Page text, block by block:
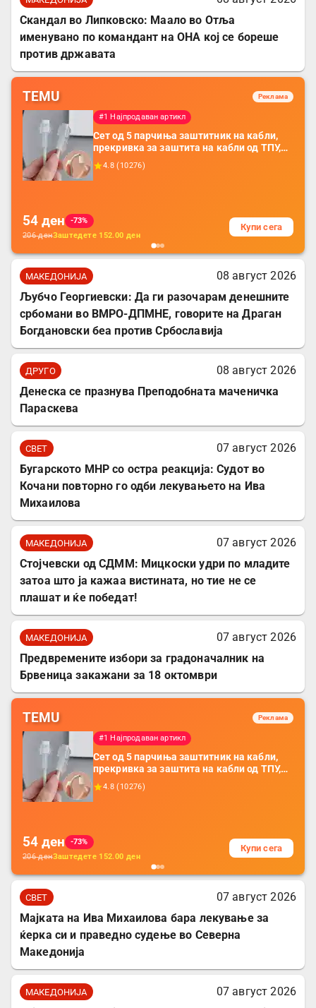
Скандал во Липковско: Маало во Отља
именувано по командант на ОНА кој се бореше
против државата
TEMU Реклама
#1 Најпродаван артикл
Сет од 5 парчиња заштитник на кабли,
прекривка за заштита на кабли од ТПУ,
додатоци за заштита на кабли, без
батерија, за мобилни телефони, комплет
4.8 ( 10276)
54 ден
-73%
206денЗаштедете 152.00 ден
Купи сега
МАКЕДОНИЈА
08 август 2026
Љубчо Георгиевски: Да ги разочарам денешните
србомани во ВМРО-ДПМНЕ, говорите на Драган
Богдановски беа против Србославија
ДРУГО
08 август 2026
Денеска се празнува Преподобната маченичка
Параскева
СВЕТ
07 август 2026
Бугарското МНР со остра реакција: Судот во
Кочани повторно го одби лекувањето на Ива
Михаилова
МАКЕДОНИЈА
07 август 2026
Стојчевски од СДММ: Мицкоски удри по младите
затоа што ја кажаа вистината, но тие не се
плашат и ќе победат!
МАКЕДОНИЈА
07 август 2026
Предвремените избори за градоначалник на
Брвеница закажани за 18 октомври
TEMU Реклама
#1 Најпродаван артикл
Сет од 5 парчиња заштитник на кабли,
прекривка за заштита на кабли од ТПУ,
додатоци за заштита на кабли, без
батерија, за мобилни телефони, комплет
4.8 ( 10276)
54 ден
-73%
206денЗаштедете 152.00 ден
Купи сега
СВЕТ
07 август 2026
Мајката на Ива Михаилова бара лекување за
ќерка си и праведно судење во Северна
Македонија
МАКЕДОНИЈА
07 август 2026